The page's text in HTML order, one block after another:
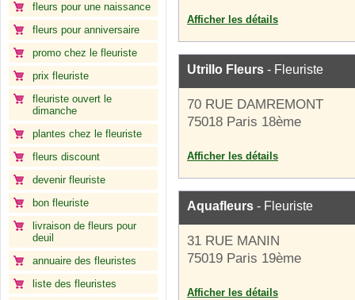
fleurs pour une naissance
fleurs pour anniversaire
promo chez le fleuriste
prix fleuriste
fleuriste ouvert le
dimanche
plantes chez le fleuriste
fleurs discount
devenir fleuriste
bon fleuriste
livraison de fleurs pour
deuil
annuaire des fleuristes
liste des fleuristes
Afficher les détails
Utrillo Fleurs - Fleuriste
70 RUE DAMREMONT
75018 Paris 18ème
Afficher les détails
Aquafleurs - Fleuriste
31 RUE MANIN
75019 Paris 19ème
Afficher les détails